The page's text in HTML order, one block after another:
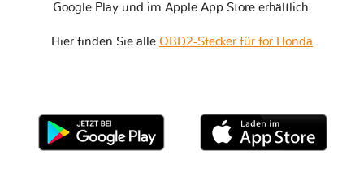
Google Play und im Apple App Store erhältlich.
Hier finden Sie alle OBD2-Stecker für for Honda